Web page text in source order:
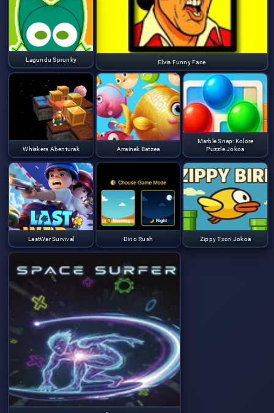
Elvis Funny Face
Lagundu Sprunky
Whiskers Abenturak Arrainak Batzea
Marble Snap: Kolore
Puzzle Jokoa
LastWar Survival Dino Rush Zippy Txori Jokoa